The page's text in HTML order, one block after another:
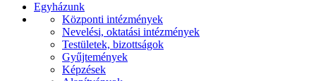
Egyházunk
Központi intézmények
Nevelési, oktatási intézmények
Testületek, bizottságok
Gyűjtemények
Képzések